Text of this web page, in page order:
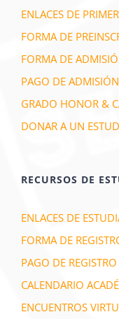
ENLACES DE
FORMA DE
FORMA DE
PAGO DE ADMISIÓN
GRADO HONOR &
DONAR A UN
RECURSOS DE
ENLACES DE
FORMA DE
PAGO DE REGISTRO
CALENDARIO
ENCUENTROS